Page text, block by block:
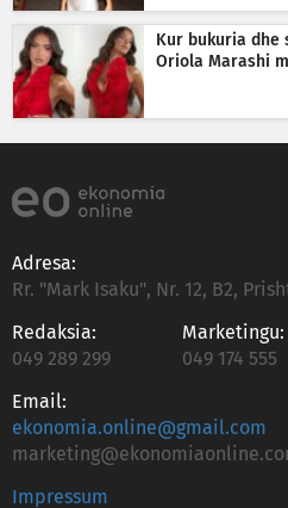
Kur bukuria dhe
Oriola Marashi
Adresa:
Rr. "Mark Isaku", Nr. 12, B2,
Redaksia:
049 289 299
Marketingu:
049 174 555
Email:
ekonomia.online@gmail.com
Impressum